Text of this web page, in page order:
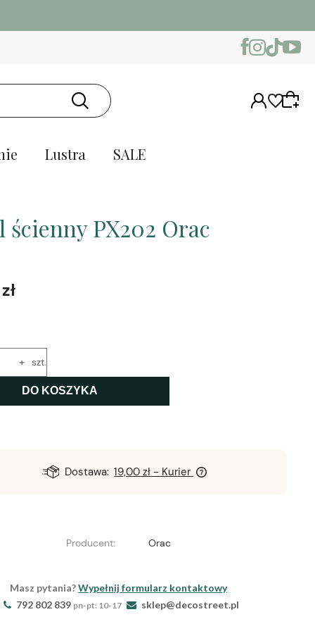
Lustra SALE
ścienny PX202 Orac
+ szt.
DO KOSZYKA
Dostawa: 19,00 zł - Kurier
Producent: Orac
Masz pytania?Wypełnij formularz kontaktowy
792 802 839 pn-pt: 10-17 sklep@decostreet.pl